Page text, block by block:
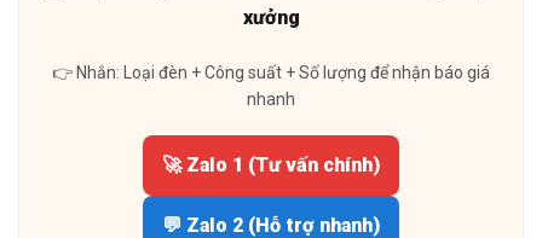
xưởng
👉 Nhắn: Loại đèn + Công suất + Số lượng để nhận báo giá
nhanh
🚀 Zalo 1 (Tư vấn chính)
💬 Zalo 2 (Hỗ trợ nhanh)